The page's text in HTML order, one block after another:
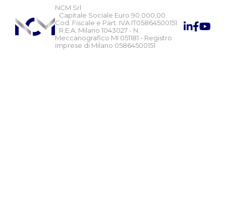
NCM Srl
Capitale Sociale Euro 90.000,00.
Cod. Fiscale e Part. IVA IT05864500151
R.E.A. Milano 1043027 - N.
Meccanografico MI 051181 - Registro
imprese di Milano 05864500151